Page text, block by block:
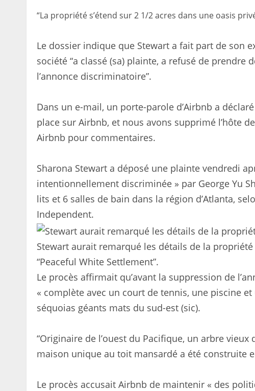
“La propriété s’étend sur 2 1/2 acres dans une oasis
Le dossier indique que Stewart a fait part de son
société “a classé (sa) plainte, a refusé de
l’annonce discriminatoire”.
Dans un e-mail, un porte-parole d’Airbnb a
place sur Airbnb, et nous avons supprimé l’hôte
Airbnb pour commentaires.
Sharona Stewart a déposé une plainte vendredi
intentionnellement discriminée » par George Yu
lits et 6 salles de bain dans la région d’Atlanta,
Independent.
Stewart aurait remarqué les détails de la
“Peaceful White Settlement”.
Le procès affirmait qu’avant la suppression de
« complète avec un court de tennis, une piscine
séquoias géants mats du sud-est (sic).
“Originaire de l’ouest du Pacifique, un arbre
maison unique au toit mansardé a été construite
Le procès accusait Airbnb de maintenir « des